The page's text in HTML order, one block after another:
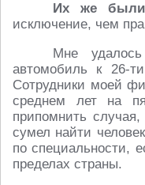
Их же
исключение, чем
Мне
автомобиль к 26-
Сотрудники моей
среднем лет на
припомнить
сумел найти
по специальности,
пределах страны.